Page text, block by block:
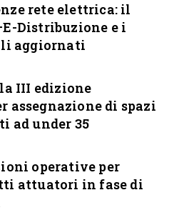
rete elettrica: il
Distribuzione e i
aggiornati
la III edizione
assegnazione di spazi
ad under 35
operative per
attuatori in fase di